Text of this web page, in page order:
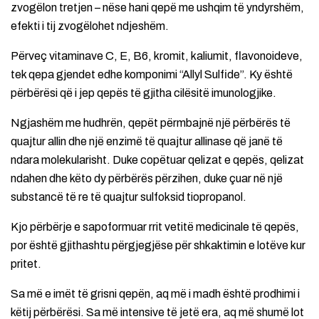
zvogëlon tretjen – nëse hani qepë me ushqim të yndyrshëm,
efekti i tij zvogëlohet ndjeshëm.
Përveç vitaminave C, E, B6, kromit, kaliumit, flavonoideve,
tek qepa gjendet edhe komponimi “Allyl Sulfide”. Ky është
përbërësi që i jep qepës të gjitha cilësitë imunologjike.
Ngjashëm me hudhrën, qepët përmbajnë një përbërës të
quajtur allin dhe një enzimë të quajtur allinase që janë të
ndara molekularisht. Duke copëtuar qelizat e qepës, qelizat
ndahen dhe këto dy përbërës përzihen, duke çuar në një
substancë të re të quajtur sulfoksid tiopropanol.
Kjo përbërje e sapoformuar rrit vetitë medicinale të qepës,
por është gjithashtu përgjegjëse për shkaktimin e lotëve kur
pritet.
Sa më e imët të grisni qepën, aq më i madh është prodhimi i
këtij përbërësi. Sa më intensive të jetë era, aq më shumë lot